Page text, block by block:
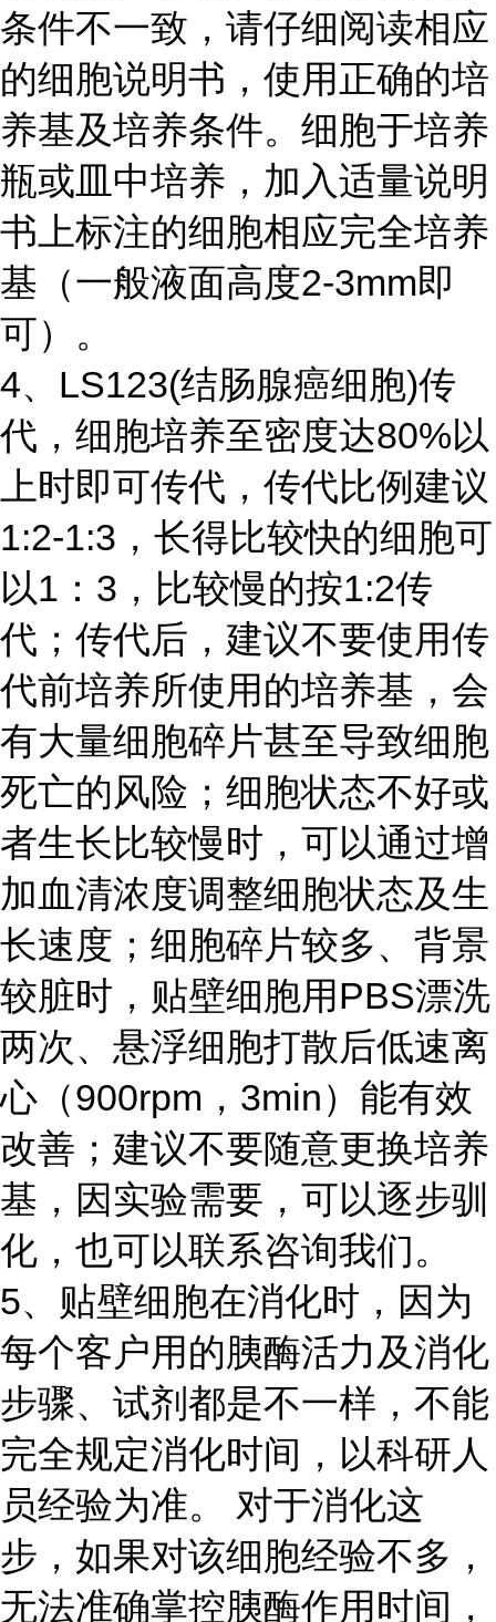
条件不一致，请仔细阅读相应
的细胞说明书，使用正确的培
养基及培养条件。细胞于培养
瓶或皿中培养，加入适量说明
书上标注的细胞相应完全培养
基（一般液面高度2-3mm即
可）。
4、LS123(结肠腺癌细胞)传
代，细胞培养至密度达80%以
上时即可传代，传代比例建议
1:2-1:3，长得比较快的细胞可
以1：3，比较慢的按1:2传
代；传代后，建议不要使用传
代前培养所使用的培养基，会
有大量细胞碎片甚至导致细胞
死亡的风险；细胞状态不好或
者生长比较慢时，可以通过增
加血清浓度调整细胞状态及生
长速度；细胞碎片较多、背景
较脏时，贴壁细胞用PBS漂洗
两次、悬浮细胞打散后低速离
心（900rpm，3min）能有效
改善；建议不要随意更换培养
基，因实验需要，可以逐步驯
化，也可以联系咨询我们。
5、贴壁细胞在消化时，因为
每个客户用的胰酶活力及消化
步骤、试剂都是不一样，不能
完全规定消化时间，以科研人
员经验为准。 对于消化这
步，如果对该细胞经验不多，
无法准确掌控胰酶作用时间，